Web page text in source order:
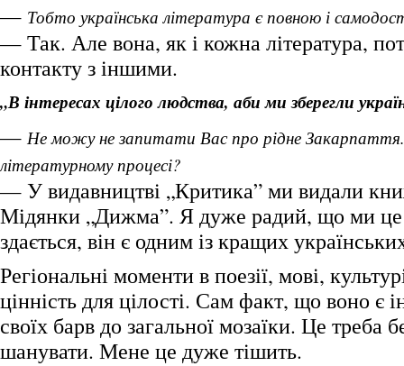
— Тобто українська література є повною і
— Так. Але вона, як і кожна література,
контакту з іншими.
„В інтересах цілого людства, аби ми зберегли
— Не можу не запитати Вас про рідне Закарпаття.
літературному процесі?
— У видавництві „Критика” ми видали
Мідянки „Дижма”. Я дуже радий, що ми
здається, він є одним із кращих
Регіональні моменти в поезії, мові,
цінність для цілості. Сам факт, що воно є
своїх барв до загальної мозаїки. Це треба
шанувати. Мене це дуже тішить.